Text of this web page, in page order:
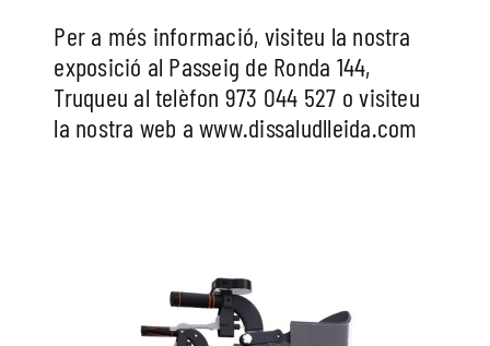
Per a més informació, visiteu la nostra
exposició al Passeig de Ronda 144,
Truqueu al telèfon 973 044 527 o visiteu
la nostra web a www.dissaludlleida.com